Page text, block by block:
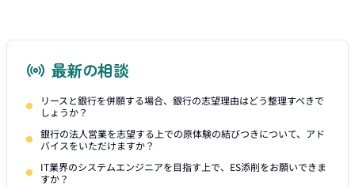
最新の相談
リースと銀行を併願する場合、銀行の志望理由はどう整理すべきで
しょうか？
銀行の法人営業を志望する上での原体験の結びつきについて、アド
バイスをいただけますか？
IT業界のシステムエンジニアを目指す上で、ES添削をお願いできま
すか？